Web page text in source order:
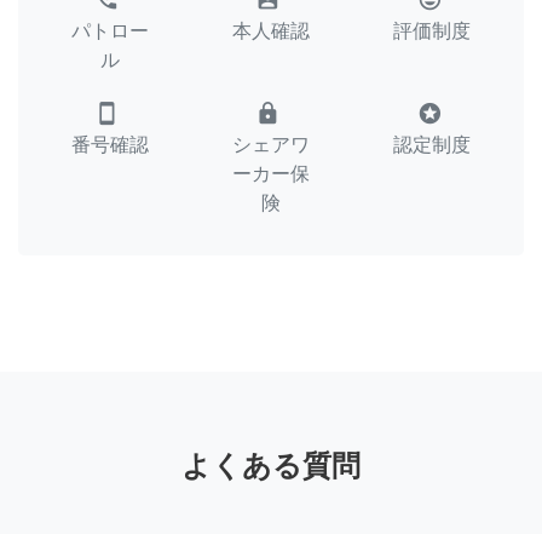
パトロー
ル
本人確認 評価制度
smartphone
番号確認
lock
シェアワ
ーカー保
険
stars
認定制度
よくある質問